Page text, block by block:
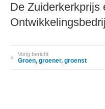
De Zuiderkerkprijs
Vorig bericht
Groen, groener, groenst